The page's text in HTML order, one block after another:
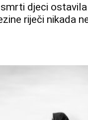
smrti djeci
riječi nikada